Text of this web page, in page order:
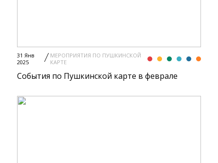
31 Янв
2025
МЕРОПРИЯТИЯ ПО ПУШКИНСКОЙ
КАРТЕ
События по Пушкинской карте в феврале